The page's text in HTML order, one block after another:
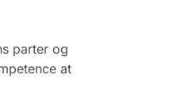
parter og
at